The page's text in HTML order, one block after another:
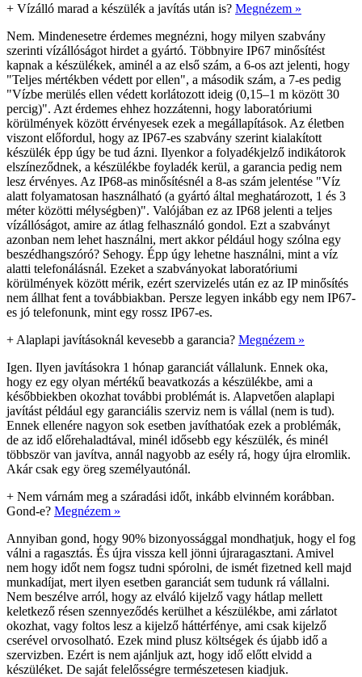
+ Vízálló marad a készülék a javítás után is? Megnézem »
Nem. Mindenesetre érdemes megnézni, hogy milyen szabvány
szerinti vízállóságot hirdet a gyártó. Többnyire IP67 minősítést
kapnak a készülékek, aminél a az első szám, a 6-os azt jelenti, hogy
"Teljes mértékben védett por ellen", a második szám, a 7-es pedig
"Vízbe merülés ellen védett korlátozott ideig (0,15–1 m között 30
percig)". Azt érdemes ehhez hozzátenni, hogy laboratóriumi
körülmények között érvényesek ezek a megállapítások. Az életben
viszont előfordul, hogy az IP67-es szabvány szerint kialakított
készülék épp úgy be tud ázni. Ilyenkor a folyadékjelző indikátorok
elszíneződnek, a készülékbe foyladék kerül, a garancia pedig nem
lesz érvényes. Az IP68-as minősítésnél a 8-as szám jelentése "Víz
alatt folyamatosan használható (a gyártó által meghatározott, 1 és 3
méter közötti mélységben)". Valójában ez az IP68 jelenti a teljes
vízállóságot, amire az átlag felhasználó gondol. Ezt a szabványt
azonban nem lehet használni, mert akkor például hogy szólna egy
beszédhangszóró? Sehogy. Épp úgy lehetne használni, mint a víz
alatti telefonálásnál. Ezeket a szabványokat laboratóriumi
körülmények között mérik, ezért szervizelés után ez az IP minősítés
nem állhat fent a továbbiakban. Persze legyen inkább egy nem IP67-
es jó telefonunk, mint egy rossz IP67-es.
+ Alaplapi javításoknál kevesebb a garancia? Megnézem »
Igen. Ilyen javításokra 1 hónap garanciát vállalunk. Ennek oka,
hogy ez egy olyan mértékű beavatkozás a készülékbe, ami a
későbbiekben okozhat további problémát is. Alapvetően alaplapi
javítást például egy garanciális szerviz nem is vállal (nem is tud).
Ennek ellenére nagyon sok esetben javíthatóak ezek a problémák,
de az idő előrehaladtával, minél idősebb egy készülék, és minél
többször van javítva, annál nagyobb az esély rá, hogy újra elromlik.
Akár csak egy öreg személyautónál.
+ Nem várnám meg a száradási időt, inkább elvinném korábban.
Gond-e? Megnézem »
Annyiban gond, hogy 90% bizonyossággal mondhatjuk, hogy el fog
válni a ragasztás. És újra vissza kell jönni újraragasztani. Amivel
nem hogy időt nem fogsz tudni spórolni, de ismét fizetned kell majd
munkadíjat, mert ilyen esetben garanciát sem tudunk rá vállalni.
Nem beszélve arról, hogy az elváló kijelző vagy hátlap mellett
keletkező résen szennyeződés kerülhet a készülékbe, ami zárlatot
okozhat, vagy foltos lesz a kijelző háttérfénye, ami csak kijelző
cserével orvosolható. Ezek mind plusz költségek és újabb idő a
szervizben. Ezért is nem ajánljuk azt, hogy idő előtt elvidd a
készüléket. De saját felelősségre természetesen kiadjuk.